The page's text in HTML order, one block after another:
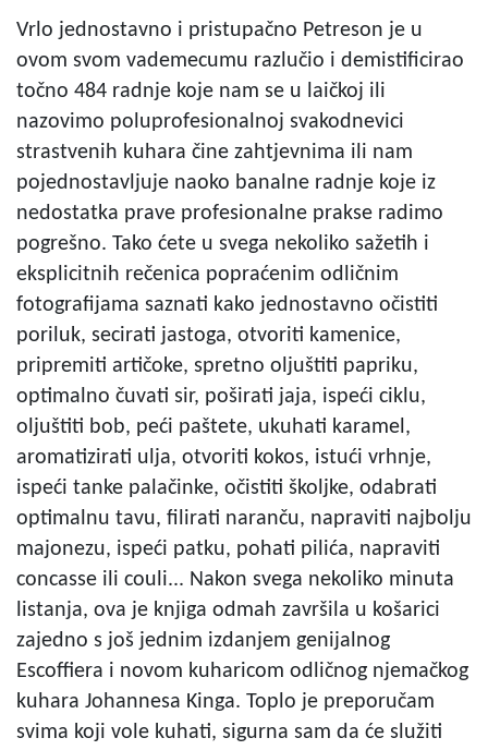
Vrlo jednostavno i pristupačno Petreson je u
ovom svom vademecumu razlučio i demistificirao
točno 484 radnje koje nam se u laičkoj ili
nazovimo poluprofesionalnoj svakodnevici
strastvenih kuhara čine zahtjevnima ili nam
pojednostavljuje naoko banalne radnje koje iz
nedostatka prave profesionalne prakse radimo
pogrešno. Tako ćete u svega nekoliko sažetih i
eksplicitnih rečenica popraćenim odličnim
fotografijama saznati kako jednostavno očistiti
poriluk, secirati jastoga, otvoriti kamenice,
pripremiti artičoke, spretno oljuštiti papriku,
optimalno čuvati sir, poširati jaja, ispeći ciklu,
oljuštiti bob, peći paštete, ukuhati karamel,
aromatizirati ulja, otvoriti kokos, istući vrhnje,
ispeći tanke palačinke, očistiti školjke, odabrati
optimalnu tavu, filirati naranču, napraviti najbolju
majonezu, ispeći patku, pohati pilića, napraviti
concasse ili couli... Nakon svega nekoliko minuta
listanja, ova je knjiga odmah završila u košarici
zajedno s još jednim izdanjem genijalnog
Escoffiera i novom kuharicom odličnog njemačkog
kuhara Johannesa Kinga. Toplo je preporučam
svima koji vole kuhati, sigurna sam da će služiti